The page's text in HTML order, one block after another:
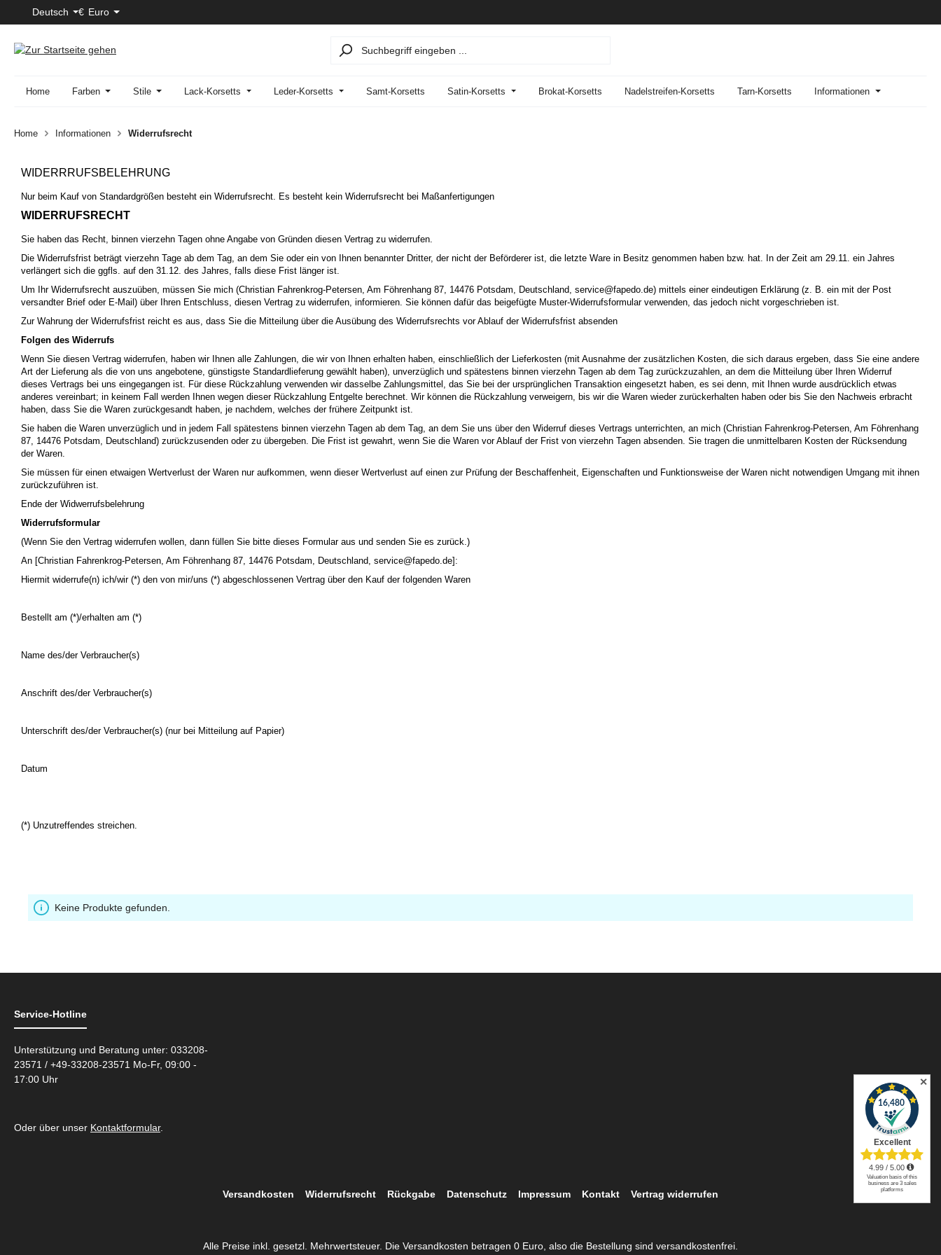
Hauptinhalt springen
Zur Suche springen
Zur Hauptnavigation springen
Deutsch € Euro
Home Farben Stile Lack-Korsetts Leder-Korsetts Samt-Korsetts Satin-Korsetts Brokat-Korsetts Nadelstreifen-Korsetts Tarn-Korsetts Informationen
Home Informationen Widerrufsrecht
WIDERRRUFSBELEHRUNG
Nur beim Kauf von Standardgrößen besteht ein Widerrufsrecht. Es besteht kein Widerrufsrecht bei Maßanfertigungen
WIDERRUFSRECHT
Sie haben das Recht, binnen vierzehn Tagen ohne Angabe von Gründen diesen Vertrag zu widerrufen.
Die Widerrufsfrist beträgt vierzehn Tage ab dem Tag, an dem Sie oder ein von Ihnen benannter Dritter, der nicht der Beförderer ist, die letzte Ware in Besitz genommen haben bzw. hat. In der Zeit am 29.11. ein Jahres
verlängert sich die ggfls. auf den 31.12. des Jahres, falls diese Frist länger ist.
Um Ihr Widerrufsrecht auszuüben, müssen Sie mich (Christian Fahrenkrog-Petersen, Am Föhrenhang 87, 14476 Potsdam, Deutschland, service@fapedo.de) mittels einer eindeutigen Erklärung (z. B. ein mit der Post
versandter Brief oder E-Mail) über Ihren Entschluss, diesen Vertrag zu widerrufen, informieren. Sie können dafür das beigefügte Muster-Widerrufsformular verwenden, das jedoch nicht vorgeschrieben ist.
Zur Wahrung der Widerrufsfrist reicht es aus, dass Sie die Mitteilung über die Ausübung des Widerrufsrechts vor Ablauf der Widerrufsfrist absenden
Folgen des Widerrufs
Wenn Sie diesen Vertrag widerrufen, haben wir Ihnen alle Zahlungen, die wir von Ihnen erhalten haben, einschließlich der Lieferkosten (mit Ausnahme der zusätzlichen Kosten, die sich daraus ergeben, dass Sie eine andere
Art der Lieferung als die von uns angebotene, günstigste Standardlieferung gewählt haben), unverzüglich und spätestens binnen vierzehn Tagen ab dem Tag zurückzuzahlen, an dem die Mitteilung über Ihren Widerruf
dieses Vertrags bei uns eingegangen ist. Für diese Rückzahlung verwenden wir dasselbe Zahlungsmittel, das Sie bei der ursprünglichen Transaktion eingesetzt haben, es sei denn, mit Ihnen wurde ausdrücklich etwas
anderes vereinbart; in keinem Fall werden Ihnen wegen dieser Rückzahlung Entgelte berechnet. Wir können die Rückzahlung verweigern, bis wir die Waren wieder zurückerhalten haben oder bis Sie den Nachweis erbracht
haben, dass Sie die Waren zurückgesandt haben, je nachdem, welches der frühere Zeitpunkt ist.
Sie haben die Waren unverzüglich und in jedem Fall spätestens binnen vierzehn Tagen ab dem Tag, an dem Sie uns über den Widerruf dieses Vertrags unterrichten, an mich (Christian Fahrenkrog-Petersen, Am Föhrenhang
87, 14476 Potsdam, Deutschland) zurückzusenden oder zu übergeben. Die Frist ist gewahrt, wenn Sie die Waren vor Ablauf der Frist von vierzehn Tagen absenden. Sie tragen die unmittelbaren Kosten der Rücksendung
der Waren.
Sie müssen für einen etwaigen Wertverlust der Waren nur aufkommen, wenn dieser Wertverlust auf einen zur Prüfung der Beschaffenheit, Eigenschaften und Funktionsweise der Waren nicht notwendigen Umgang mit ihnen
zurückzuführen ist.
Ende der Widwerrufsbelehrung
Widerrufsformular
(Wenn Sie den Vertrag widerrufen wollen, dann füllen Sie bitte dieses Formular aus und senden Sie es zurück.)
An [Christian Fahrenkrog-Petersen, Am Föhrenhang 87, 14476 Potsdam, Deutschland, service@fapedo.de]:
Hiermit widerrufe(n) ich/wir (*) den von mir/uns (*) abgeschlossenen Vertrag über den Kauf der folgenden Waren
Bestellt am (*)/erhalten am (*)
Name des/der Verbraucher(s)
Anschrift des/der Verbraucher(s)
Unterschrift des/der Verbraucher(s) (nur bei Mitteilung auf Papier)
Datum
(*) Unzutreffendes streichen.
Keine Produkte gefunden.
Service-Hotline
Unterstützung und Beratung unter: 033208-
23571 / +49-33208-23571 Mo-Fr, 09:00 -
17:00 Uhr
Oder über unser Kontaktformular.
Versandkosten Widerrufsrecht Rückgabe Datenschutz Impressum Kontakt Vertrag widerrufen
Alle Preise inkl. gesetzl. Mehrwertsteuer. Die Versandkosten betragen 0 Euro, also die Bestellung sind versandkostenfrei.
✕